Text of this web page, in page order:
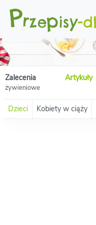
Zalecenia
żywieniowe
Artykuły
Dzieci Kobiety w ciąży